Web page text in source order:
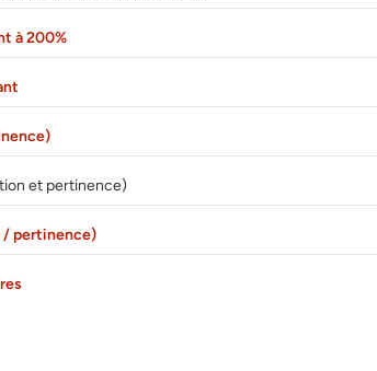
à 200%
et pertinence)
/ pertinence)